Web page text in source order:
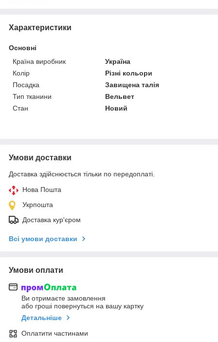
Характеристики
Основні
Країна виробник
Україна
Колір
Різні кольори
Посадка
Завищена талія
Тип тканини
Вельвет
Стан
Новий
Умови доставки
Доставка здійснюється тільки по передоплаті.
Нова Пошта
Укрпошта
Доставка кур'єром
Всі умови доставки
Умови оплати
Ви отримаєте замовлення
або гроші повернуться на вашу картку
Детальніше
Оплатити частинами